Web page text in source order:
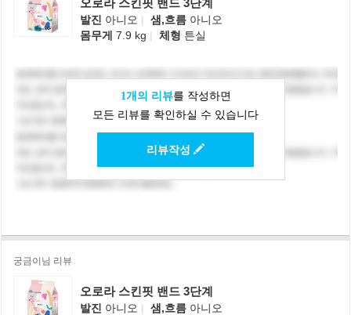
발진 아니오 | 샘,흐름 아니오
몸무게 7.9 kg | 체형 튼실
1개의 리뷰를 작성하면
모든 리뷰를 확인하실 수 있습니다
리뷰작성
궁금이님 리뷰
오로라 스킨핏 밴드 3단계
발진 아니오 | 샘,흐름 아니오